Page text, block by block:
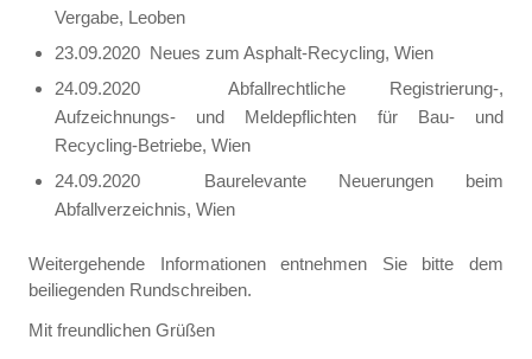
Vergabe, Leoben
23.09.2020 Neues zum Asphalt-Recycling, Wien
24.09.2020 Abfallrechtliche Registrierung-,
Aufzeichnungs- und Meldepflichten für Bau- und
Recycling-Betriebe, Wien
24.09.2020 Baurelevante Neuerungen beim
Abfallverzeichnis, Wien
Weitergehende Informationen entnehmen Sie bitte dem
beiliegenden Rundschreiben.
Mit freundlichen Grüßen